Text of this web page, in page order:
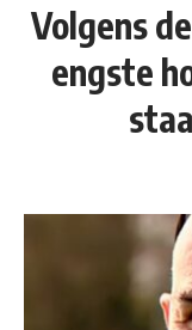
Volgens
engste